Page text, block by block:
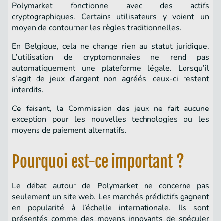
Polymarket fonctionne avec des actifs
cryptographiques. Certains utilisateurs y voient un
moyen de contourner les règles traditionnelles.
En Belgique, cela ne change rien au statut juridique.
L’utilisation de cryptomonnaies ne rend pas
automatiquement une plateforme légale. Lorsqu’il
s’agit de jeux d’argent non agréés, ceux-ci restent
interdits.
Ce faisant, la Commission des jeux ne fait aucune
exception pour les nouvelles technologies ou les
moyens de paiement alternatifs.
Pourquoi est-ce important ?
Le débat autour de Polymarket ne concerne pas
seulement un site web. Les marchés prédictifs gagnent
en popularité à l’échelle internationale. Ils sont
présentés comme des moyens innovants de spéculer